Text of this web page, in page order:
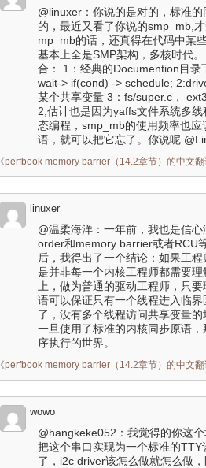
@linuxer：你说的是对的，标准
的，最近又看了你说的smp_mb,
mp_mb的话，还真得在代码中某
基本上全是SMP架构，多核时代
合： 1：经典的Documention目录
wait-> if(cond) -> schedule;
某个共享变量 3：fs/super.c，
2,估计也是因为yaffs文件系统多
态编程，smp_mb的使用频率也
语，就可以把它忘了。你说呢
《perfbook memory barrier（14.2章节）的中文翻
linuxer
@温柔海洋：一年前，我也是信
order和memory barrier或者RCU
后，我得出了一个结论：如果工
是并非每一个内核工程师都需要
上，做为普通的驱动工程师，只
语可以保证只有一个线程进入临
了，没有多个线程访问共享变量
一旦使用了标准的内核同步原语
序执行的世界。
《perfbook memory barrier（14.2章节）的中文翻
wowo
@hangkeke052：我觉得的你这
把这个串口实现为一个标准的
了，i2c driver该怎么做就怎么做